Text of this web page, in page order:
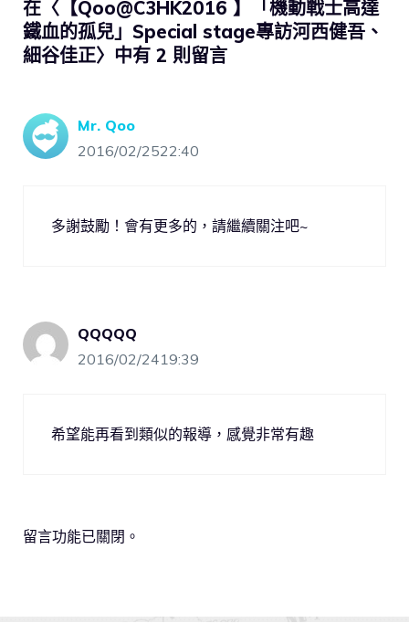
在〈【Qoo@C3HK2016 】「機動戰士高達
鐵血的孤兒」Special stage專訪河西健吾、
細谷佳正〉中有 2 則留言
Mr. Qoo
2016/02/2522:40
多謝鼓勵！會有更多的，請繼續關注吧~
QQQQQ
2016/02/2419:39
希望能再看到類似的報導，感覺非常有趣
留言功能已關閉。